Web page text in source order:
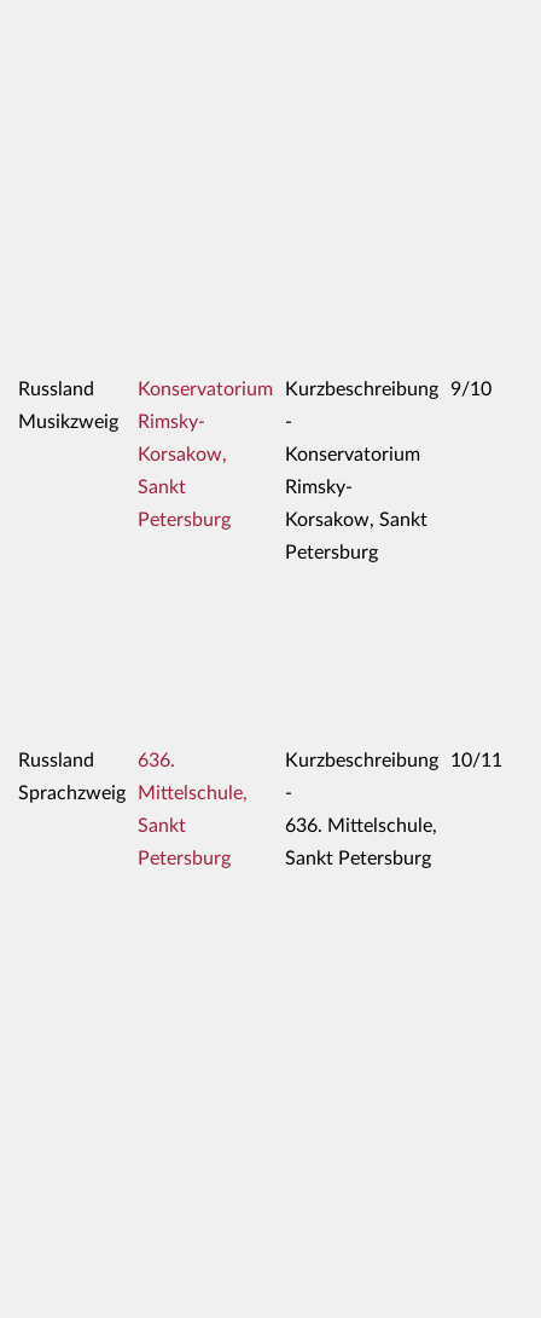
Russland
Musikzweig
Konservatorium
Rimsky-
Korsakow,
Sankt
Petersburg
Kurzbeschreibung
-
Konservatorium
Rimsky-
Korsakow, Sankt
Petersburg
9/10
Russland
Sprachzweig
636.
Mittelschule,
Sankt
Petersburg
Kurzbeschreibung
-
636. Mittelschule,
Sankt Petersburg
10/11